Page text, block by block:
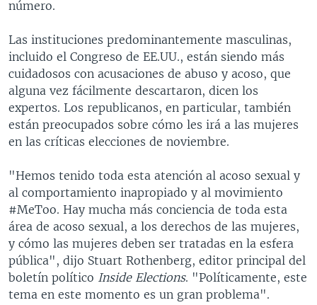
número.
Las instituciones predominantemente masculinas,
incluido el Congreso de EE.UU., están siendo más
cuidadosos con acusaciones de abuso y acoso, que
alguna vez fácilmente descartaron, dicen los
expertos. Los republicanos, en particular, también
están preocupados sobre cómo les irá a las mujeres
en las críticas elecciones de noviembre.
"Hemos tenido toda esta atención al acoso sexual y
al comportamiento inapropiado y al movimiento
#MeToo. Hay mucha más conciencia de toda esta
área de acoso sexual, a los derechos de las mujeres,
y cómo las mujeres deben ser tratadas en la esfera
pública", dijo Stuart Rothenberg, editor principal del
boletín político Inside Elections. "Políticamente, este
tema en este momento es un gran problema".